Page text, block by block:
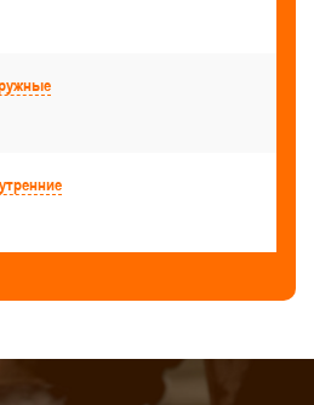
внутренние